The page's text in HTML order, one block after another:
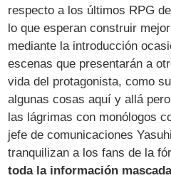
respecto a los últimos RPG
lo que esperan construir
mediante la introducción
escenas que presentarán a
vida del protagonista, como
algunas cosas aquí y allá
las lágrimas con monólogos
jefe de comunicaciones
tranquilizan a los fans de la
toda la información